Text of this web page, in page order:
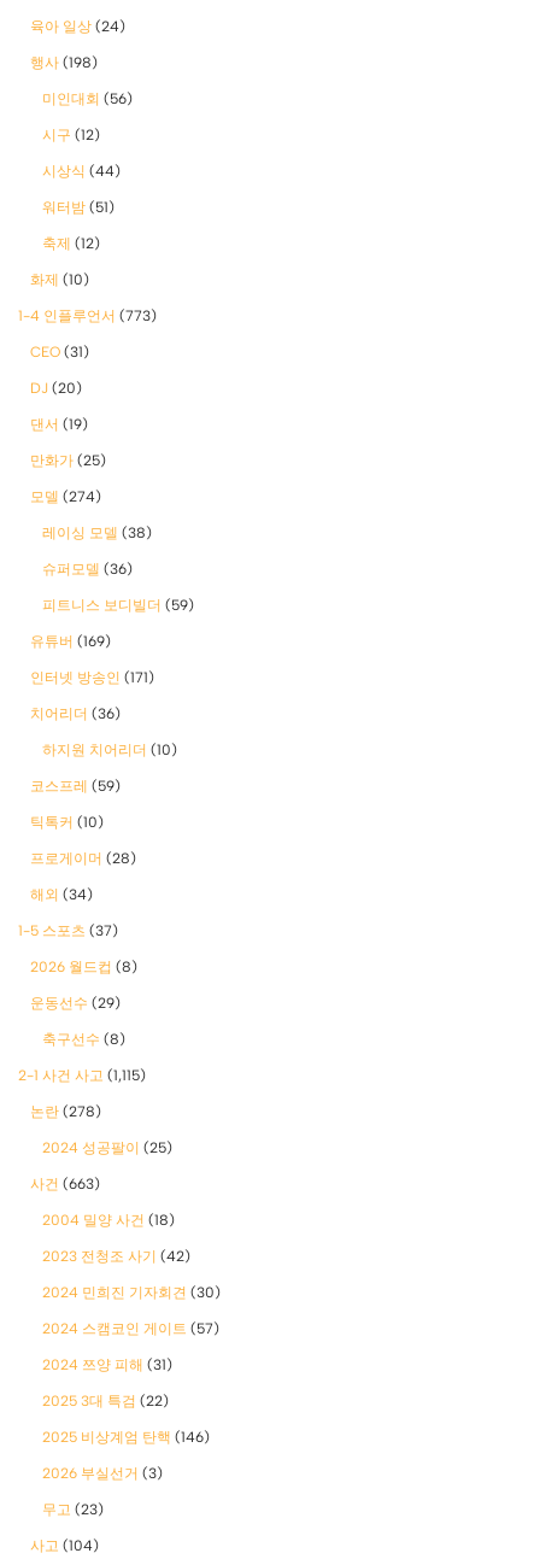
육아 일상 (24)
행사 (198)
미인대회 (56)
시구 (12)
시상식 (44)
워터밤 (51)
축제 (12)
화제 (10)
1-4 인플루언서 (773)
CEO (31)
DJ (20)
댄서 (19)
만화가 (25)
모델 (274)
레이싱 모델 (38)
슈퍼모델 (36)
피트니스 보디빌더 (59)
유튜버 (169)
인터넷 방송인 (171)
치어리더 (36)
하지원 치어리더 (10)
코스프레 (59)
틱톡커 (10)
프로게이머 (28)
해외 (34)
1-5 스포츠 (37)
2026 월드컵 (8)
운동선수 (29)
축구선수 (8)
2-1 사건 사고 (1,115)
논란 (278)
2024 성공팔이 (25)
사건 (663)
2004 밀양 사건 (18)
2023 전청조 사기 (42)
2024 민희진 기자회견 (30)
2024 스캠코인 게이트 (57)
2024 쯔양 피해 (31)
2025 3대 특검 (22)
2025 비상계엄 탄핵 (146)
2026 부실선거 (3)
무고 (23)
사고 (104)